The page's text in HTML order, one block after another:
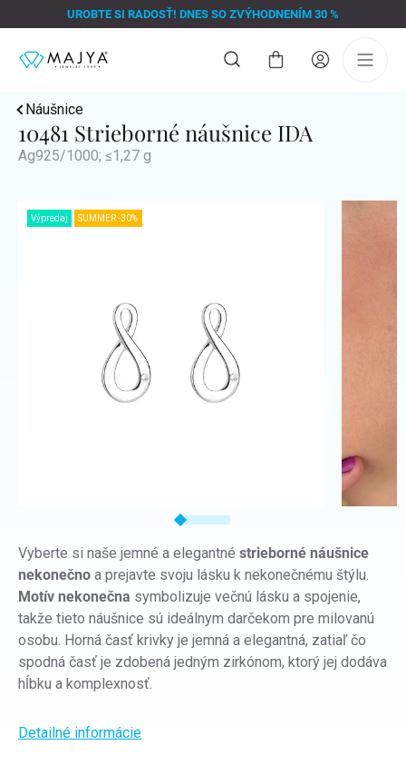
na
UROBTE SI RADOSŤ! DNES SO ZVÝHODNENÍM 30 %
Nákupný
Náušnice
10481 Strieborné náušnice IDA
Ag925/1000; ≤1,27 g
Výpredaj SUMMER -30%
Vyberte si naše jemné a elegantné strieborné náušnice
nekonečno a prejavte svoju lásku k nekonečnému štýlu.
Motív nekonečna symbolizuje večnú lásku a spojenie,
takže tieto náušnice sú ideálnym darčekom pre milovanú
osobu. Horná časť krivky je jemná a elegantná, zatiaľ čo
spodná časť je zdobená jedným zirkónom, ktorý jej dodáva
hĺbku a komplexnosť.
Detailné informácie